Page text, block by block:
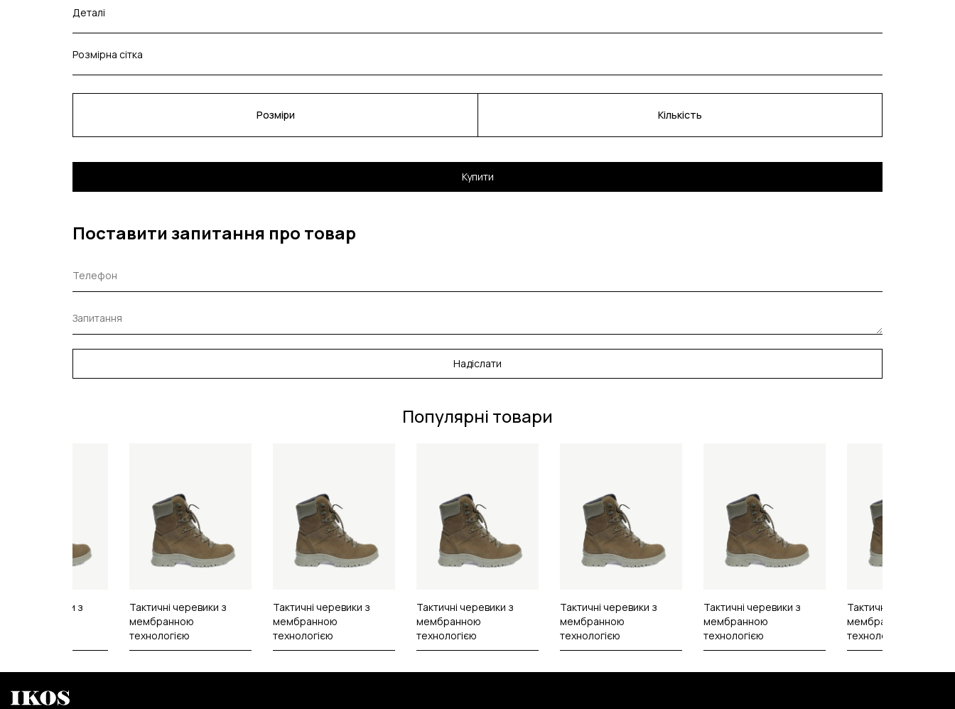
Деталі
Розмірна сітка
Розміри Кількість
Купити
Поставити запитання про товар
Надіслати
Популярні товари
черевики з
Тактичні черевики з
мембранною
технологією
Тактичні черевики з
мембранною
технологією
Тактичні черевики з
мембранною
технологією
Тактичні черевики з
мембранною
технологією
Тактичні черевики з
мембранною
технологією
Тактичні черевики з
мембранною
технологією